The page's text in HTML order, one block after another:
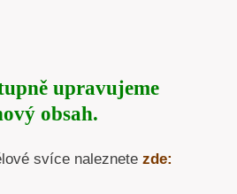
upravujeme
obsah.
svíce naleznete zde: